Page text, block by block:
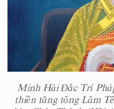
Minh Hải Đắc Trí
thiền tăng tông Lâm